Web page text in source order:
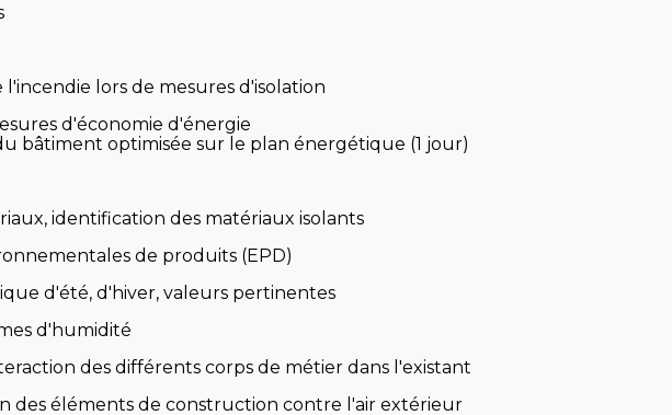
lors de mesures d'isolation
d'économie d'énergie
bâtiment optimisée sur le plan énergétique (1 jour)
identification des matériaux isolants
de produits (EPD)
d'été, d'hiver, valeurs pertinentes
d'humidité
des différents corps de métier dans l'existant
des éléments de construction contre l'air extérieur